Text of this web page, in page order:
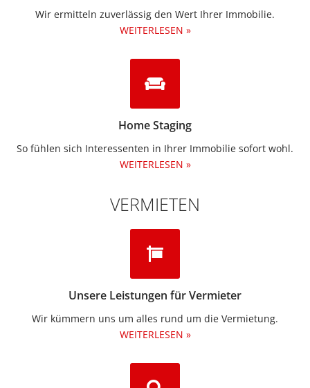
Wir ermitteln zuverlässig den Wert Ihrer Immobilie.
WEITERLESEN »
Home Staging
So fühlen sich Interessenten in Ihrer Immobilie sofort wohl.
WEITERLESEN »
VERMIETEN
Unsere Leistungen für Vermieter
Wir kümmern uns um alles rund um die Vermietung.​
WEITERLESEN »